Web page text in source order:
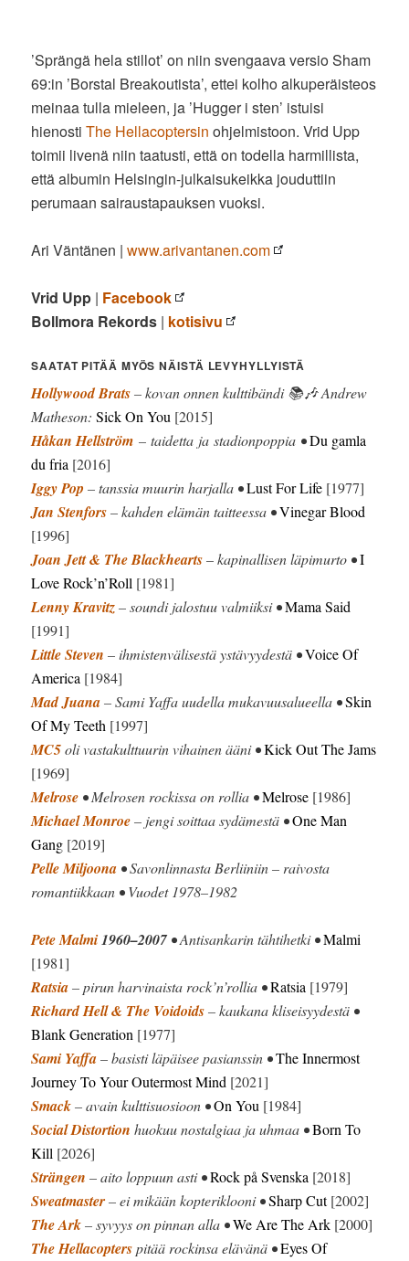
’Sprängä hela stillot’ on niin svengaava versio Sham
69:in ’Borstal Breakoutista’, ettei kolho alkuperäisteos
meinaa tulla mieleen, ja ’Hugger i sten’ istuisi
hienostiThe Hellacoptersin ohjelmistoon. Vrid Upp
toimii livenä niin taatusti, että on todella harmillista,
että albumin Helsingin-julkaisukeikka jouduttiin
perumaan sairaustapauksen vuoksi.
Ari Väntänen |www.arivantanen.com
Vrid Upp | Facebook
Bollmora Rekords | kotisivu
SAATAT PITÄÄ MYÖS NÄISTÄ LEVYHYLLYISTÄ
Hollywood Brats– kovan onnen kulttibändi 📚🎶 Andrew
Matheson:Sick On You [2015]
Håkan Hellström – taidetta ja stadionpoppia •Du gamla
du fria [2016]
Iggy Pop – tanssia muurin harjalla •Lust For Life [1977]
Jan Stenfors– kahden elämän taitteessa •Vinegar Blood
[1996]
Joan Jett & The Blackhearts– kapinallisen läpimurto •I
Love Rock’n’Roll [1981]
Lenny Kravitz– soundi jalostuu valmiiksi •Mama Said
[1991]
Little Steven – ihmistenvälisestä ystävyydestä •Voice Of
America [1984]
Mad Juana– Sami Yaffa uudella mukavuusalueella •Skin
Of My Teeth [1997]
MC5oli vastakulttuurin vihainen ääni •Kick Out The Jams
[1969]
Melrose • Melrosen rockissa on rollia •Melrose [1986]
Michael Monroe– jengi soittaa sydämestä •One Man
Gang [2019]
Pelle Miljoona • Savonlinnasta Berliiniin – raivosta
romantiikkaan • Vuodet 1978–1982
Pete Malmi1960–2007• Antisankarin tähtihetki •Malmi
[1981]
Ratsia– pirun harvinaista rock’n’rollia •Ratsia [1979]
Richard Hell & The Voidoids– kaukana kliseisyydestä •
Blank Generation [1977]
Sami Yaffa– basisti läpäisee pasianssin •The Innermost
Journey To Your Outermost Mind [2021]
Smack– avain kulttisuosioon •On You [1984]
Social Distortion huokuu nostalgiaa ja uhmaa •Born To
Kill [2026]
Strängen – aito loppuun asti •Rock på Svenska [2018]
Sweatmaster– ei mikään kopteriklooni •Sharp Cut[2002]
The Ark– syvyys on pinnan alla •We Are The Ark [2000]
The Hellacopterspitää rockinsa elävänä •Eyes Of